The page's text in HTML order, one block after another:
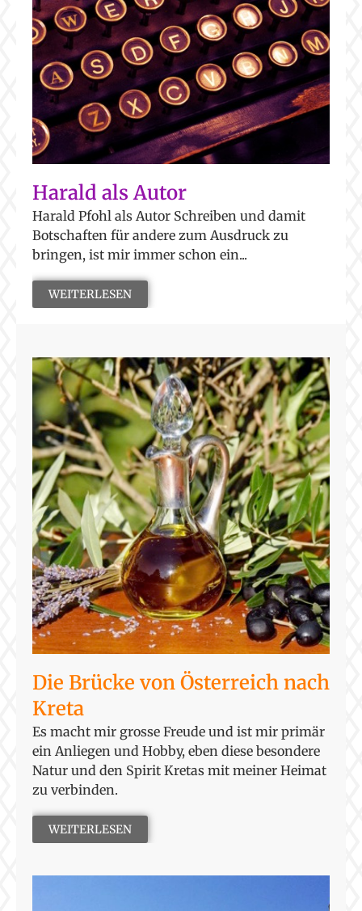
Harald als Autor
Harald Pfohl als Autor Schreiben und damit
Botschaften für andere zum Ausdruck zu
bringen, ist mir immer schon ein...
WEITERLESEN
Die Brücke von Österreich nach
Kreta
Es macht mir grosse Freude und ist mir primär
ein Anliegen und Hobby, eben diese besondere
Natur und den Spirit Kretas mit meiner Heimat
zu verbinden.
WEITERLESEN